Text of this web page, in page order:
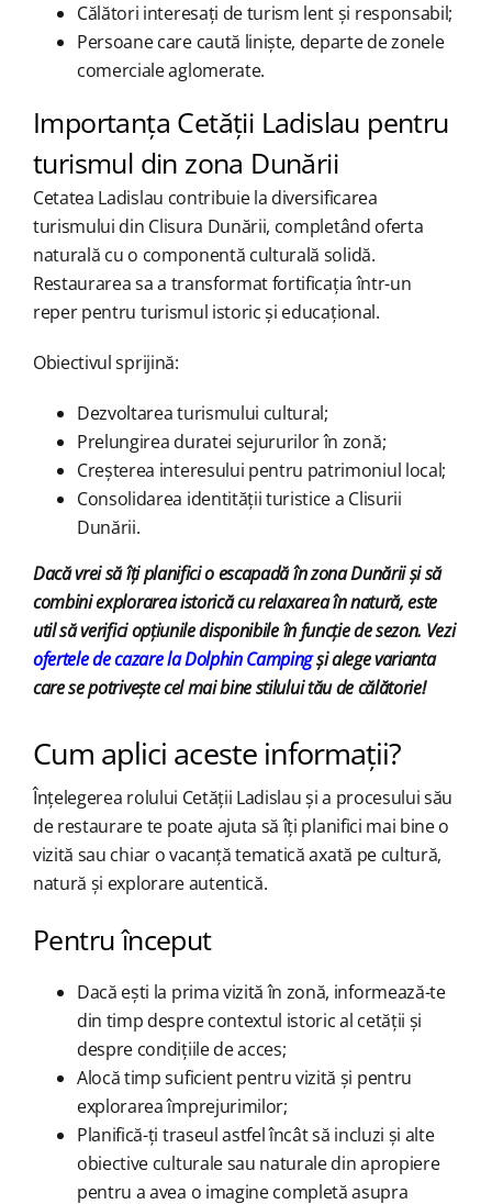
Călători interesați de turism lent și responsabil;
Persoane care caută liniște, departe de zonele
comerciale aglomerate.
Importanța Cetății Ladislau pentru
turismul din zona Dunării
Cetatea Ladislau contribuie la diversificarea
turismului din Clisura Dunării, completând oferta
naturală cu o componentă culturală solidă.
Restaurarea sa a transformat fortificația într-un
reper pentru turismul istoric și educațional.
Obiectivul sprijină:
Dezvoltarea turismului cultural;
Prelungirea duratei sejururilor în zonă;
Creșterea interesului pentru patrimoniul local;
Consolidarea identității turistice a Clisurii
Dunării.
Dacă vrei să îți planifici o escapadă în zona Dunării și să
combini explorarea istorică cu relaxarea în natură, este
util să verifici opțiunile disponibile în funcție de sezon. Vezi
ofertele de cazare la Dolphin Campingși alege varianta
care se potrivește cel mai bine stilului tău de călătorie!
Cum aplici aceste informații?
Înțelegerea rolului Cetății Ladislau și a procesului său
de restaurare te poate ajuta să îți planifici mai bine o
vizită sau chiar o vacanță tematică axată pe cultură,
natură și explorare autentică.
Pentru început
Dacă ești la prima vizită în zonă, informează-te
din timp despre contextul istoric al cetății și
despre condițiile de acces;
Alocă timp suficient pentru vizită și pentru
explorarea împrejurimilor;
Planifică-ți traseul astfel încât să incluzi și alte
obiective culturale sau naturale din apropiere
pentru a avea o imagine completă asupra